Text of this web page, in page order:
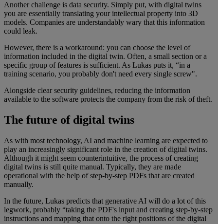
Another challenge is data security. Simply put, with digital twins
you are essentially translating your intellectual property into 3D
models. Companies are understandably wary that this information
could leak.
However, there is a workaround: you can choose the level of
information included in the digital twin. Often, a small section or a
specific group of features is sufficient. As Lukas puts it, “in a
training scenario, you probably don't need every single screw".
Alongside clear security guidelines, reducing the information
available to the software protects the company from the risk of theft.
The future of digital twins
As with most technology, AI and machine learning are expected to
play an increasingly significant role in the creation of digital twins.
Although it might seem counterintuitive, the process of creating
digital twins is still quite manual. Typically, they are made
operational with the help of step-by-step PDFs that are created
manually.
In the future, Lukas predicts that generative AI will do a lot of this
legwork, probably “taking the PDF's input and creating step-by-step
instructions and mapping that onto the right positions of the digital